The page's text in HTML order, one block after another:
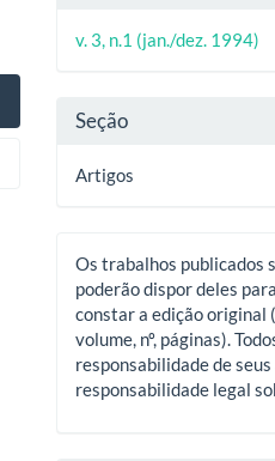
principal
do
artigo
v. 3, n.1 (jan./dez. 1994)
Seção
Artigos
Os trabalhos publicados
poderão dispor deles
constar a edição original
volume, nº, páginas).
responsabilidade de
responsabilidade legal